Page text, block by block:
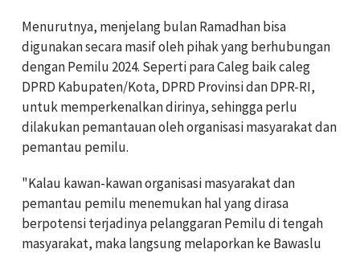
Menurutnya, menjelang bulan Ramadhan bisa
digunakan secara masif oleh pihak yang berhubungan
dengan Pemilu 2024. Seperti para Caleg baik caleg
DPRD Kabupaten/Kota, DPRD Provinsi dan DPR-RI,
untuk memperkenalkan dirinya, sehingga perlu
dilakukan pemantauan oleh organisasi masyarakat dan
pemantau pemilu.
"Kalau kawan-kawan organisasi masyarakat dan
pemantau pemilu menemukan hal yang dirasa
berpotensi terjadinya pelanggaran Pemilu di tengah
masyarakat, maka langsung melaporkan ke Bawaslu